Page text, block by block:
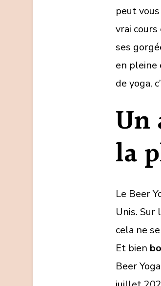
peut
vrai
ses
en pleine
de yoga,
la
Le Beer
Unis. Sur
cela ne
Et bien
Beer